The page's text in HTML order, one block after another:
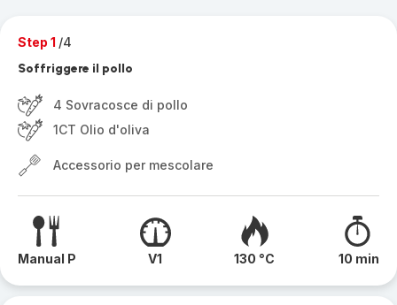
Step 1 /4
Soffriggere il pollo
4 Sovracosce di pollo
1CT Olio d'oliva
Accessorio per mescolare
Manual P V1 130 °C 10 min